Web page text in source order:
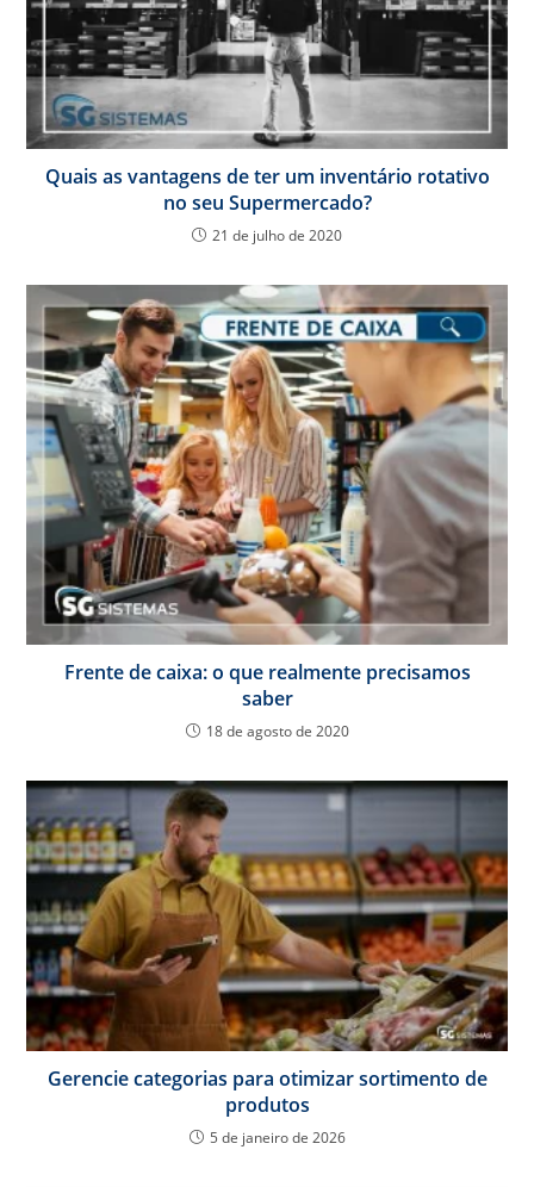
Quais as vantagens de ter um inventário rotativo
no seu Supermercado?
21 de julho de 2020
Frente de caixa: o que realmente precisamos
saber
18 de agosto de 2020
Gerencie categorias para otimizar sortimento de
produtos
5 de janeiro de 2026